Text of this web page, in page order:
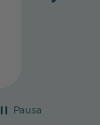
Pausa